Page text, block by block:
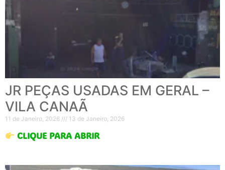
JR PEÇAS USADAS EM GERAL –
VILA CANAÃ
11 de Janeiro, 2026 13 de Janeiro, 2026
CLIQUE PARA ABRIR